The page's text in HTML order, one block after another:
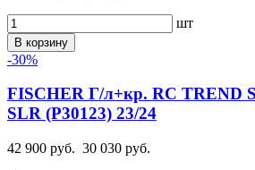
шт
В корзину
-30%
FISCHER Г/л+кр. RC TREND
SLR (P30123) 23/24
42 900 руб. 30 030 руб.